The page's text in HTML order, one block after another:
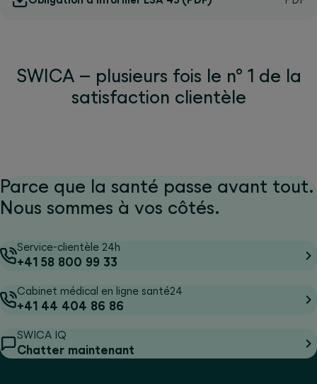
SWICA – plusieurs fois le n° 1 de la
satisfaction clientèle
Parce que la santé passe avant tout.
Nous sommes à vos côtés.
Service-clientèle 24h
+41 58 800 99 33
Cabinet médical en ligne santé24
+41 44 404 86 86
SWICA IQ
Chatter maintenant